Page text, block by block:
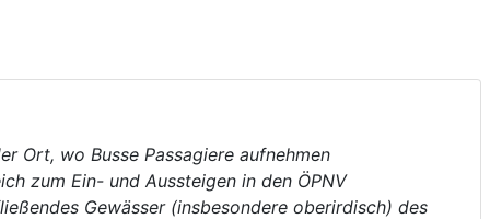
Ort, wo Busse Passagiere aufnehmen
zum Ein- und Aussteigen in den ÖPNV
Gewässer (insbesondere oberirdisch) des